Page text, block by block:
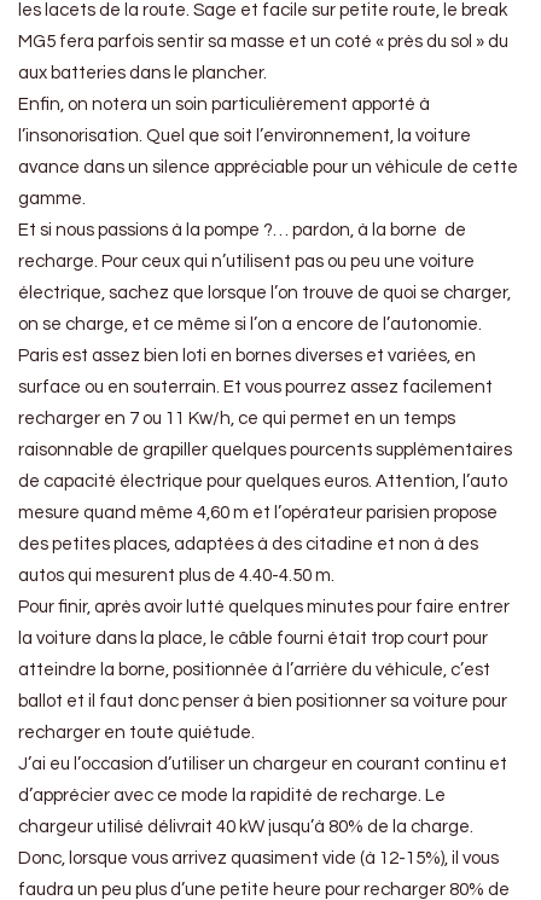
les lacets de la route. Sage et facile sur petite route, le break
MG5 fera parfois sentir sa masse et un coté « près du sol » du
aux batteries dans le plancher.
Enfin, on notera un soin particulièrement apporté à
l’insonorisation. Quel que soit l’environnement, la voiture
avance dans un silence appréciable pour un véhicule de cette
gamme.
Et si nous passions à la pompe ?… pardon, à la borne de
recharge. Pour ceux qui n’utilisent pas ou peu une voiture
électrique, sachez que lorsque l’on trouve de quoi se charger,
on se charge, et ce même si l’on a encore de l’autonomie.
Paris est assez bien loti en bornes diverses et variées, en
surface ou en souterrain. Et vous pourrez assez facilement
recharger en 7 ou 11 Kw/h, ce qui permet en un temps
raisonnable de grapiller quelques pourcents supplémentaires
de capacité électrique pour quelques euros. Attention, l’auto
mesure quand même 4,60 m et l’opérateur parisien propose
des petites places, adaptées à des citadine et non à des
autos qui mesurent plus de 4.40-4.50 m.
Pour finir, après avoir lutté quelques minutes pour faire entrer
la voiture dans la place, le câble fourni était trop court pour
atteindre la borne, positionnée à l’arrière du véhicule, c’est
ballot et il faut donc penser à bien positionner sa voiture pour
recharger en toute quiétude.
J’ai eu l’occasion d’utiliser un chargeur en courant continu et
d’apprécier avec ce mode la rapidité de recharge. Le
chargeur utilisé délivrait 40 kW jusqu’à 80% de la charge.
Donc, lorsque vous arrivez quasiment vide (à 12-15%), il vous
faudra un peu plus d’une petite heure pour recharger 80% de